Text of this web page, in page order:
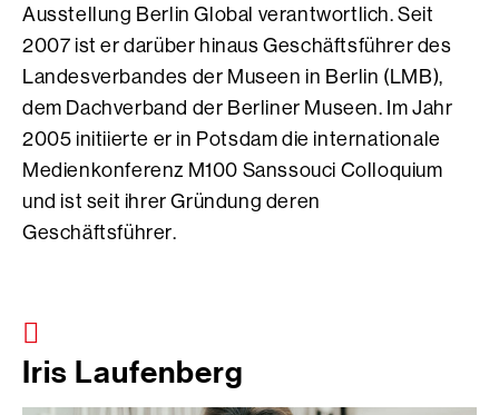
Ausstellung Berlin Global verantwortlich. Seit
2007 ist er darüber hinaus Geschäftsführer des
Landesverbandes der Museen in Berlin (LMB),
dem Dachverband der Berliner Museen. Im Jahr
2005 initiierte er in Potsdam die internationale
Medienkonferenz M100 Sanssouci Colloquium
und ist seit ihrer Gründung deren
Geschäftsführer.
Iris Laufenberg